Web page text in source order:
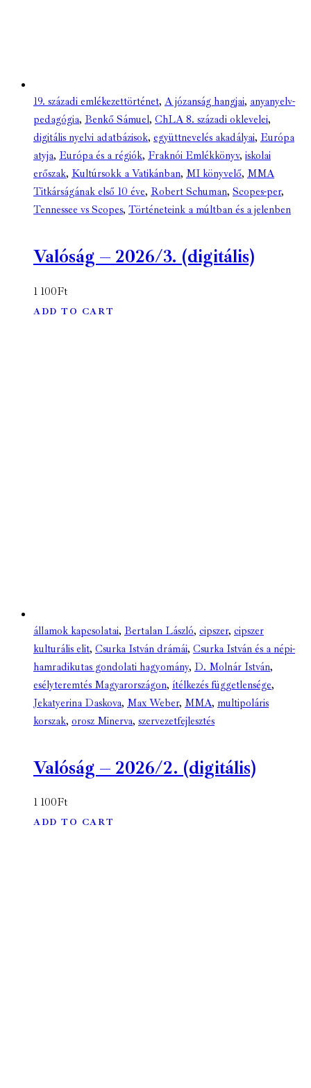
19. századi emlékezettörténet, A józanság hangjai, anyanyelv-
pedagógia, Benkő Sámuel, ChLA 8. századi oklevelei,
digitális nyelvi adatbázisok, együttnevelés akadályai, Európa
atyja, Európa és a régiók, Fraknói Emlékkönyv, iskolai
erőszak, Kultúrsokk a Vatikánban, MI könyvelő, MMA
Titkárságának első 10 éve, Robert Schuman, Scopes-per,
Tennessee vs Scopes, Történeteink a múltban és a jelenben
Valóság – 2026/3. (digitális)
1 100Ft
ADD TO CART
államok kapcsolatai, Bertalan László, cipszer, cipszer
kulturális elit, Csurka István drámái, Csurka István és a népi-
hamradikutas gondolati hagyomány, D. Molnár István,
esélyteremtés Magyarországon, ítélkezés függetlensége,
Jekatyerina Daskova, Max Weber, MMA, multipoláris
korszak, orosz Minerva, szervezetfejlesztés
Valóság – 2026/2. (digitális)
1 100Ft
ADD TO CART